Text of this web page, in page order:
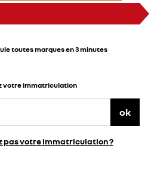
toutes marques en 3 minutes
votre immatriculation
ok
pas votre immatriculation ?